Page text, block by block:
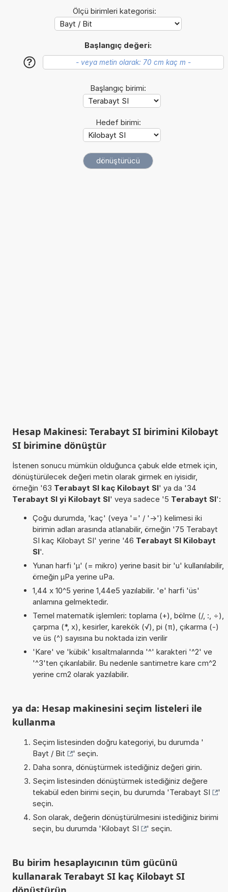
Ölçü birimleri kategorisi:
Başlangıç değeri:
?
Başlangıç birimi:
Hedef birimi:
Hesap Makinesi: Terabayt SI birimini Kilobayt
SI birimine dönüştür
İstenen sonucu mümkün olduğunca çabuk elde etmek için,
dönüştürülecek değeri metin olarak girmek en iyisidir,
örneğin '63 Terabayt SI kaç Kilobayt SI' ya da '34
Terabayt SI yi Kilobayt SI' veya sadece '5 Terabayt SI':
Çoğu durumda, 'kaç' (veya '=' / '->') kelimesi iki
birimin adları arasında atlanabilir, örneğin '75 Terabayt
SI kaç Kilobayt SI' yerine '46 Terabayt SI Kilobayt
SI'.
Yunan harfi 'µ' (= mikro) yerine basit bir 'u' kullanılabilir,
örneğin µPa yerine uPa.
1,44 x 10^5 yerine 1,44e5 yazılabilir. 'e' harfi 'üs'
anlamına gelmektedir.
Temel matematik işlemleri: toplama (+), bölme (/, :, ÷),
çarpma (*, x), kesirler, karekök (√), pi (π), çıkarma (-)
ve üs (^) sayısına bu noktada izin verilir
'Kare' ve 'kübik' kısaltmalarında '^' karakteri '^2' ve
'^3'ten çıkarılabilir. Bu nedenle santimetre kare cm^2
yerine cm2 olarak yazılabilir.
ya da: Hesap makinesini seçim listeleri ile
kullanma
Seçim listesinden doğru kategoriyi, bu durumda '
Bayt / Bit
' seçin.
Daha sonra, dönüştürmek istediğiniz değeri girin.
Seçim listesinden dönüştürmek istediğiniz değere
tekabül eden birimi seçin, bu durumda 'Terabayt SI
'
seçin.
Son olarak, değerin dönüştürülmesini istediğiniz birimi
seçin, bu durumda 'Kilobayt SI ' seçin.
Bu birim hesaplayıcının tüm gücünü
kullanarak Terabayt SI kaç Kilobayt SI